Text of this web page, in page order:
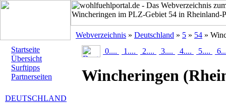
Webverzeichnis » Deutschland » 5 » 54 »
Startseite
Übersicht
Surftipps
Partnerseiten
DEUTSCHLAND
0.... 1.... 2.... 3.... 4.... 5....
Wincheringen